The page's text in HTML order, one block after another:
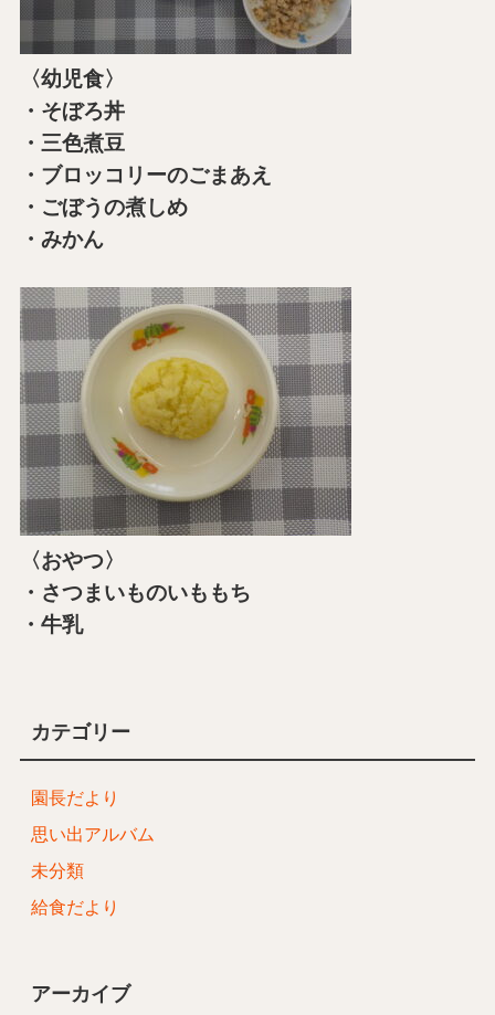
〈幼児食〉
・そぼろ丼
・三色煮豆
・ブロッコリーのごまあえ
・ごぼうの煮しめ
・みかん
〈おやつ〉
・さつまいものいももち
・牛乳
カテゴリー
園長だより
思い出アルバム
未分類
給食だより
アーカイブ